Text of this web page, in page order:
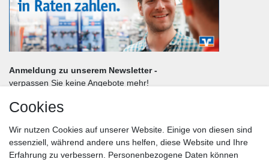
Anmeldung zu unserem Newsletter -
verpassen Sie keine Angebote mehr!
Nachname*
Cookies
Wir nutzen Cookies auf unserer Website. Einige von diesen sind
essenziell, während andere uns helfen, diese Website und Ihre
Erfahrung zu verbessern. Personenbezogene Daten können